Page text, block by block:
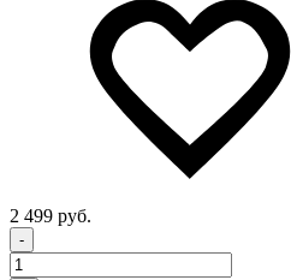
2 499 руб.
-